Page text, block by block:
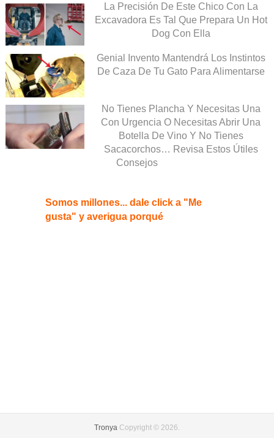
La Precisión De Este Chico Con La
Excavadora Es Tal Que Prepara Un Hot
Dog Con Ella
Genial Invento Mantendrá Los Instintos
De Caza De Tu Gato Para Alimentarse
No Tienes Plancha Y Necesitas Una
Con Urgencia O Necesitas Abrir Una
Botella De Vino Y No Tienes
Sacacorchos… Revisa Estos Útiles
Consejos
Somos millones... dale click a "Me
gusta" y averigua porqué
TronyaCopyright © 2026.